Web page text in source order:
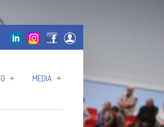
MEDIA